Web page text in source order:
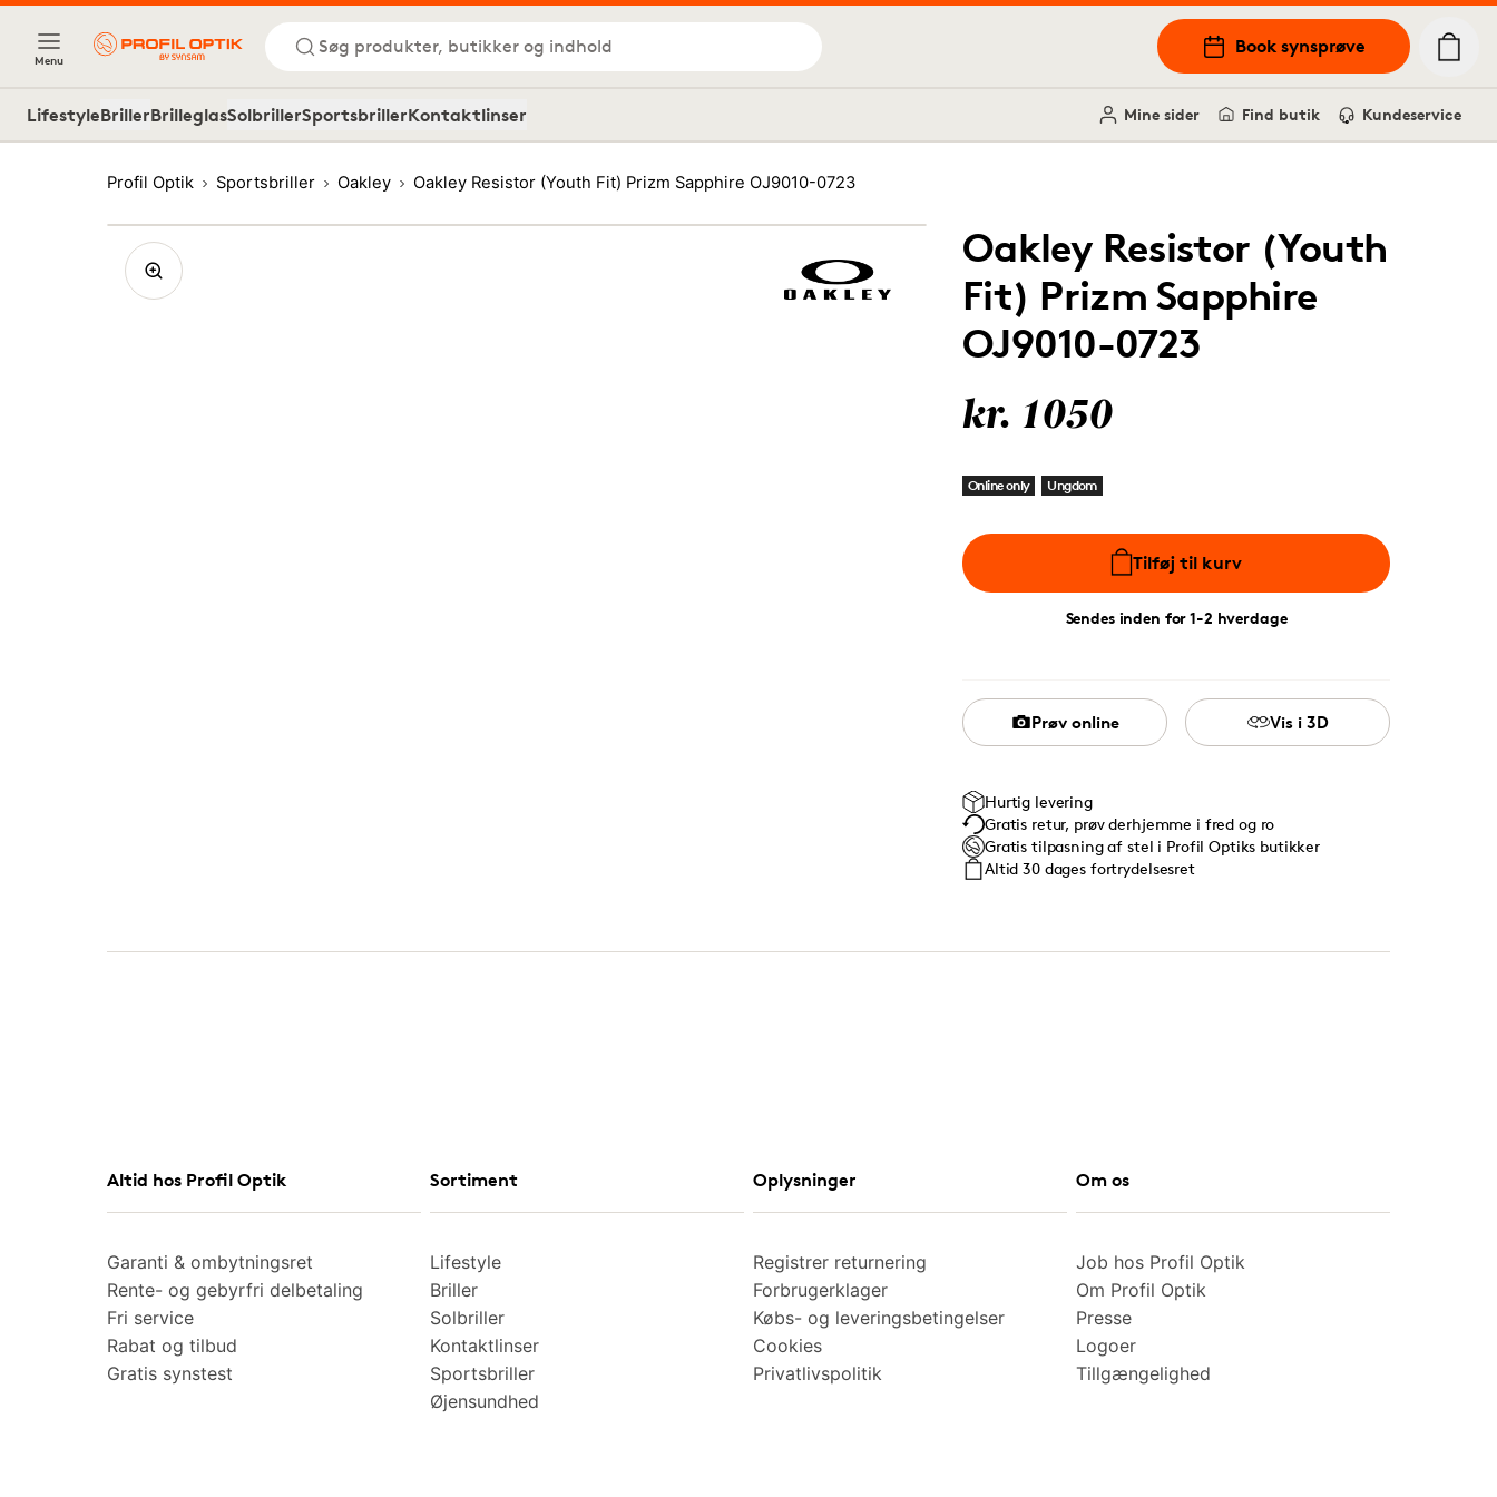
Menu
Søg produkter, butikker og indhold Book synsprøve
LifestyleBrillerBrilleglasSolbrillerSportsbrillerKontaktlinser Mine sider Find butik Kundeservice
Profil Optik Sportsbriller Oakley Oakley Resistor (Youth Fit) Prizm Sapphire OJ9010-0723
Oakley Resistor (Youth
Fit) Prizm Sapphire
OJ9010-0723
kr. 1050
Online only Ungdom
Tilføj til kurv
Sendes inden for 1-2 hverdage
Prøv online Vis i 3D
Hurtig levering
Gratis retur, prøv derhjemme i fred og ro
Gratis tilpasning af stel i Profil Optiks butikker
Altid 30 dages fortrydelsesret
Altid hos Profil Optik
Garanti & ombytningsret
Rente- og gebyrfri delbetaling
Fri service
Rabat og tilbud
Gratis synstest
Sortiment
Lifestyle
Briller
Solbriller
Kontaktlinser
Sportsbriller
Øjensundhed
Oplysninger
Registrer returnering
Forbrugerklager
Købs- og leveringsbetingelser
Cookies
Privatlivspolitik
Om os
Job hos Profil Optik
Om Profil Optik
Presse
Logoer
Tillgængelighed